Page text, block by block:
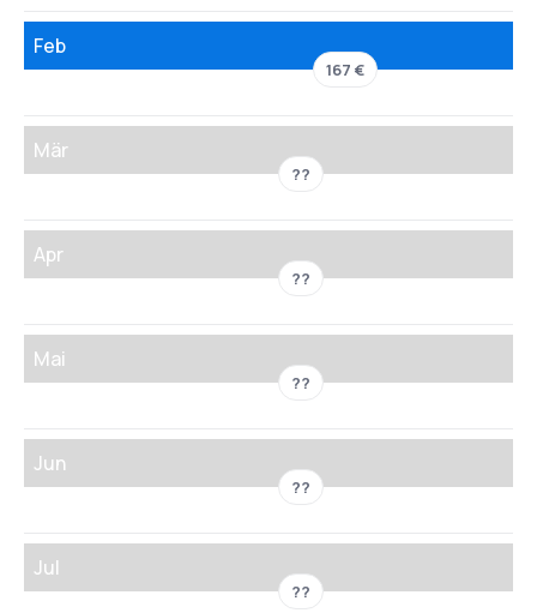
Feb
167 €
Mär
??
Apr
??
Mai
??
Jun
??
Jul
??